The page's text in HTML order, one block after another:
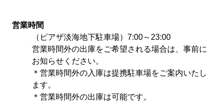
営業時間
（ピアザ淡海地下駐車場）7:00～23:00
営業時間外の出庫をご希望される場合は、事前に
お知らせください。
＊営業時間外の入庫は提携駐車場をご案内いたし
ます。
＊営業時間外の出庫は可能です。